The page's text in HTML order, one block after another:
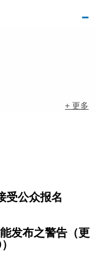
+ 更多
受公众报名
发布之警告（更